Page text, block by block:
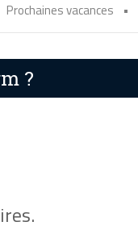
Prochaines vacances •
?